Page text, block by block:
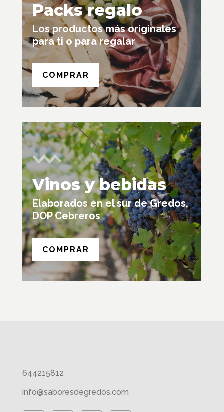
Packs regalo
Los productos másoriginales
para ti o para regalar
COMPRAR
Vinos y bebidas
Elaborados en el sur de Gredos,
DOP Cebreros
COMPRAR
644215812
info@saboresdegredos.com